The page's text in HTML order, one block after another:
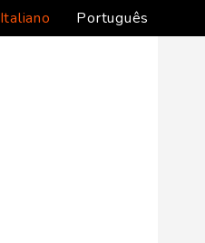
Italiano Português